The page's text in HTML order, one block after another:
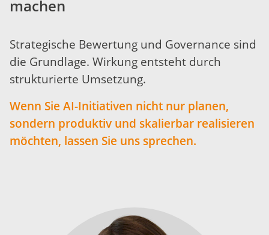
machen
Strategische Bewertung und Governance sind
die Grundlage. Wirkung entsteht durch
strukturierte Umsetzung.
Wenn Sie AI-Initiativen nicht nur planen,
sondern produktiv und skalierbar realisieren
möchten, lassen Sie uns sprechen.